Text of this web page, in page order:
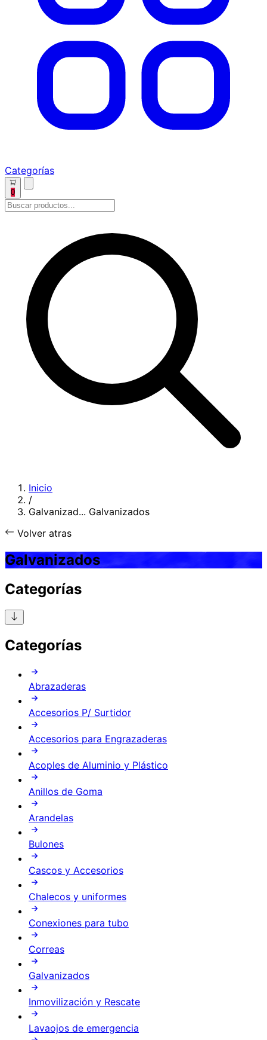
Categorías
0
Inicio
/
Galvanizad... Galvanizados
Volver atras
Galvanizados
Categorías
Categorías
Abrazaderas
Accesorios P/ Surtidor
Accesorios para Engrazaderas
Acoples de Aluminio y Plástico
Anillos de Goma
Arandelas
Bulones
Cascos y Accesorios
Chalecos y uniformes
Conexiones para tubo
Correas
Galvanizados
Inmovilización y Rescate
Lavaojos de emergencia